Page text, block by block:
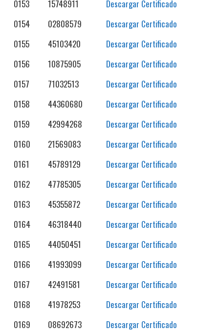
0153 15748911
Descargar Certificado
0154
02808579
Descargar Certificado
0155
45103420
Descargar Certificado
0156
10875905
Descargar Certificado
0157
71032513
Descargar Certificado
0158
44360680
Descargar Certificado
0159
42994268
Descargar Certificado
0160
21569083
Descargar Certificado
0161
45789129
Descargar Certificado
0162
47785305
Descargar Certificado
0163
45355872
Descargar Certificado
0164
46318440
Descargar Certificado
0165
44050451
Descargar Certificado
0166
41993099
Descargar Certificado
0167
42491581
Descargar Certificado
0168
41978253
Descargar Certificado
0169
08692673
Descargar Certificado